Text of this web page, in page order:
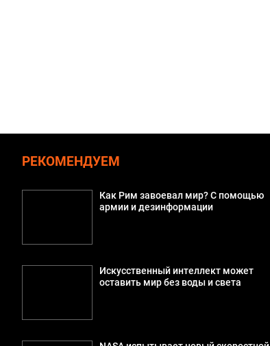
РЕКОМЕНДУЕМ
Как Рим завоевал мир? С помощью
армии и дезинформации
Искусственный интеллект может
оставить мир без воды и света